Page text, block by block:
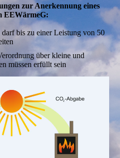
zur Anerkennung eines
EEWärmeG:
bis zu einer Leistung von 50
über kleine und
müssen erfüllt sein